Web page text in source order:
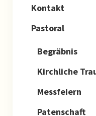
Kontakt
Pastoral
Begräbnis
Kirchliche
Messfeiern
Patenschaft